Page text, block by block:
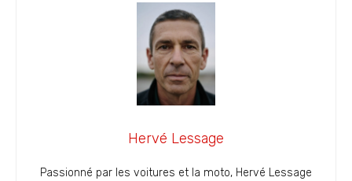
Hervé Lessage
Passionné par les voitures et la moto, Hervé Lessage